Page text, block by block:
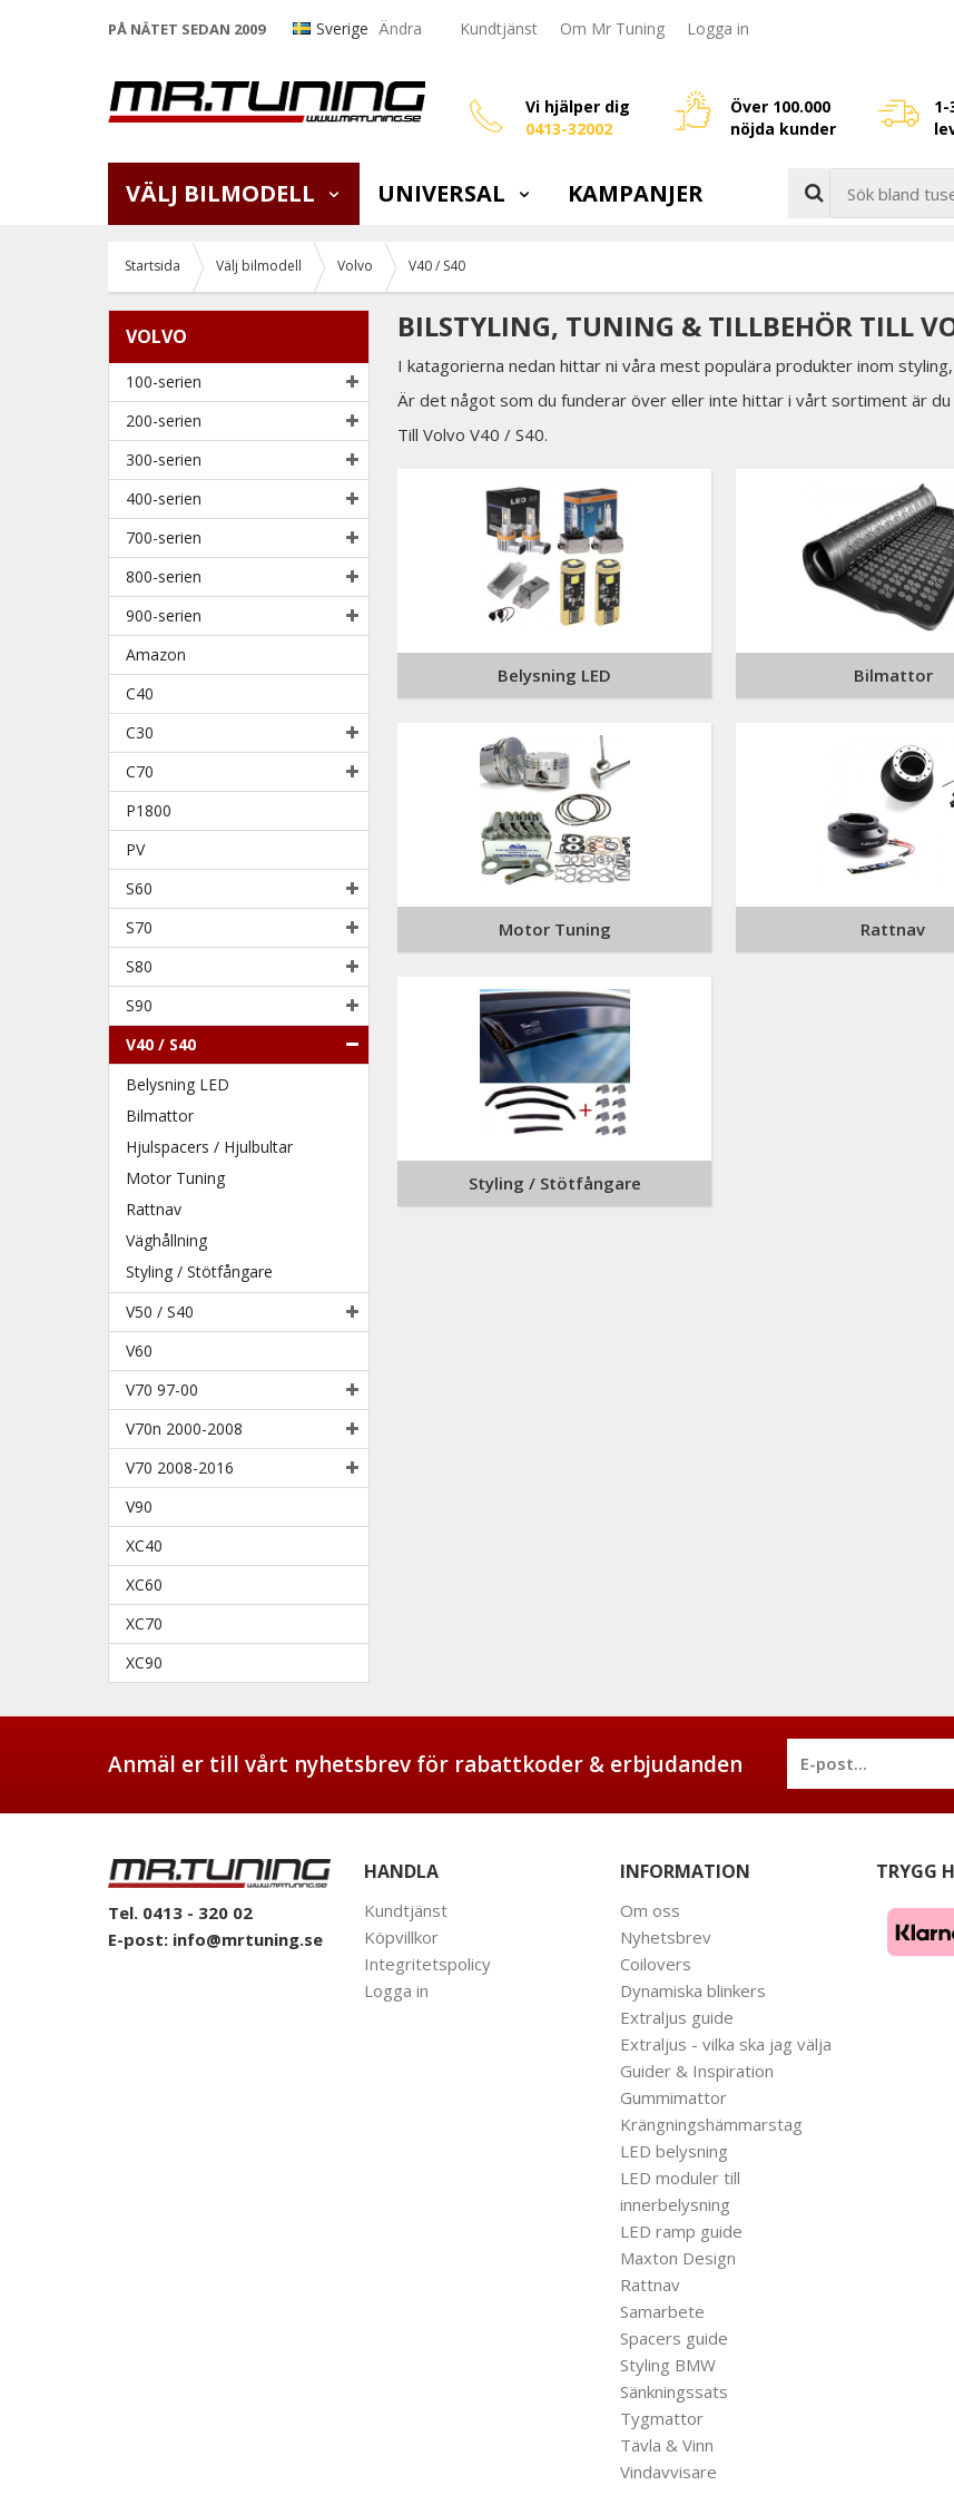
PÅ NÄTET SEDAN 2009 Sverige Ändra Kundtjänst Om Mr Tuning Logga in
Vi hjälper dig
0413-32002
Över 100.000
nöjda kunder
VÄLJ BILMODELL UNIVERSAL KAMPANJER
Startsida Välj bilmodell Volvo V40 / S40
VOLVO
100-serien
200-serien
300-serien
400-serien
700-serien
800-serien
900-serien
Amazon
C40
C30
C70
P1800
PV
S60
S70
S80
S90
V40 / S40
Belysning LED
Bilmattor
Hjulspacers / Hjulbultar
Motor Tuning
Rattnav
Väghållning
Styling / Stötfångare
V50 / S40
V60
V70 97-00
V70n 2000-2008
V70 2008-2016
V90
XC40
XC60
XC70
XC90
BILSTYLING, TUNING & TILLBEHÖR TILL
I katagorierna nedan hittar ni våra mest populära produkter inom
Är det något som du funderar över eller inte hittar i vårt sortiment är
Till Volvo V40 / S40.
Belysning LED Bilmattor
Motor Tuning Rattnav
Styling / Stötfångare
Anmäl er till vårt nyhetsbrev för rabattkoder & erbjudanden
Tel. 0413 - 320 02
E-post: info@mrtuning.se
HANDLA
Kundtjänst
Köpvillkor
Integritetspolicy
Logga in
INFORMATION
Om oss
Nyhetsbrev
Coilovers
Dynamiska blinkers
Extraljus guide
Extraljus - vilka ska jag välja
Guider & Inspiration
Gummimattor
Krängningshämmarstag
LED belysning
LED moduler till
innerbelysning
LED ramp guide
Maxton Design
Rattnav
Samarbete
Spacers guide
Styling BMW
Sänkningssats
Tygmattor
Tävla & Vinn
Vindavvisare
TRYGG